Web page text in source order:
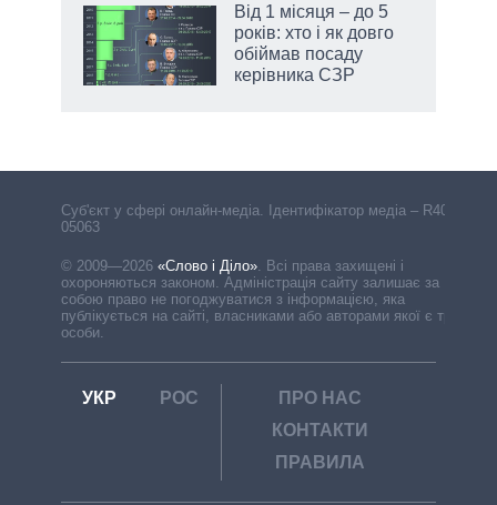
Від 1 місяця – до 5
років: хто і як довго
обіймав посаду
керівника СЗР
Cуб'єкт у сфері онлайн-медіа. Ідентифікатор медіа – R40-
05063
© 2009—2026 «Слово і Діло» Всі права захищені і
охороняються законом. Адміністрація сайту залишає за
собою право не погоджуватися з інформацією, яка
публікується на сайті, власниками або авторами якої є треті
особи.
УКР РОС
ПРО НАС
КОНТАКТИ
ПРАВИЛА